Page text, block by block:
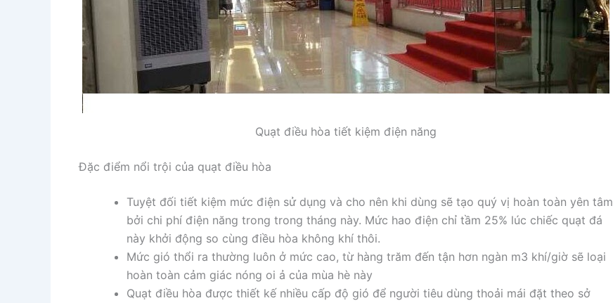
Quạt điều hòa tiết kiệm điện năng
Đặc điểm nổi trội của quạt điều hòa
Tuyệt đối tiết kiệm mức điện sử dụng và cho nên khi dùng sẽ tạo quý vị hoàn toàn yên tâm
bởi chi phí điện năng trong trong tháng này. Mức hao điện chỉ tầm 25% lúc chiếc quạt đá
này khởi động so cùng điều hòa không khí thôi.
Mức gió thổi ra thường luôn ở mức cao, từ hàng trăm đến tận hơn ngàn m3 khí/giờ sẽ loại
hoàn toàn cảm giác nóng oi ả của mùa hè này
Quạt điều hòa được thiết kế nhiều cấp độ gió để người tiêu dùng thoải mái đặt theo sở